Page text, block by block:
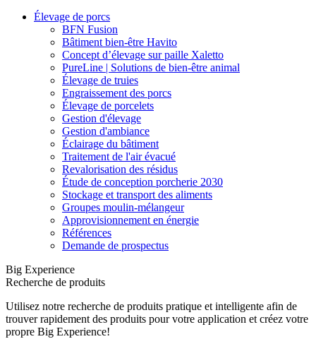
Élevage de porcs
BFN Fusion
Bâtiment bien-être Havito
Concept d’élevage sur paille Xaletto
PureLine | Solutions de bien-être animal
Élevage de truies
Engraissement des porcs
Élevage de porcelets
Gestion d'élevage
Gestion d'ambiance
Éclairage du bâtiment
Traitement de l'air évacué
Revalorisation des résidus
Étude de conception porcherie 2030
Stockage et transport des aliments
Groupes moulin-mélangeur
Approvisionnement en énergie
Références
Demande de prospectus
Big Experience
Recherche de produits
Utilisez notre recherche de produits pratique et intelligente afin de
trouver rapidement des produits pour votre application et créez votre
propre Big Experience!